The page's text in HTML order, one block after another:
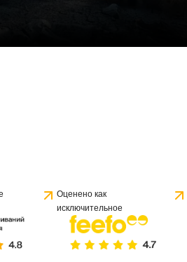
Оценено как
исключительное